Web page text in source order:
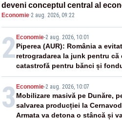
deveni conceptul central al
viitoare?
Economie·2 aug. 2026, 09:22
2Economie-2 aug. 2026, 10:01
Piperea (AUR): România a evitat
retrogradarea la junk pentru că
catastrofă pentru bănci și
pensii
3 Economie-2 aug. 2026, 10:07
Mobilizare masivă pe Dunăre,
salvarea producției la
Armata va detona o stâncă și